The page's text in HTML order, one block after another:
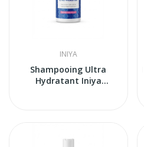
INIYA
Shampooing Ultra
Hydratant Iniya